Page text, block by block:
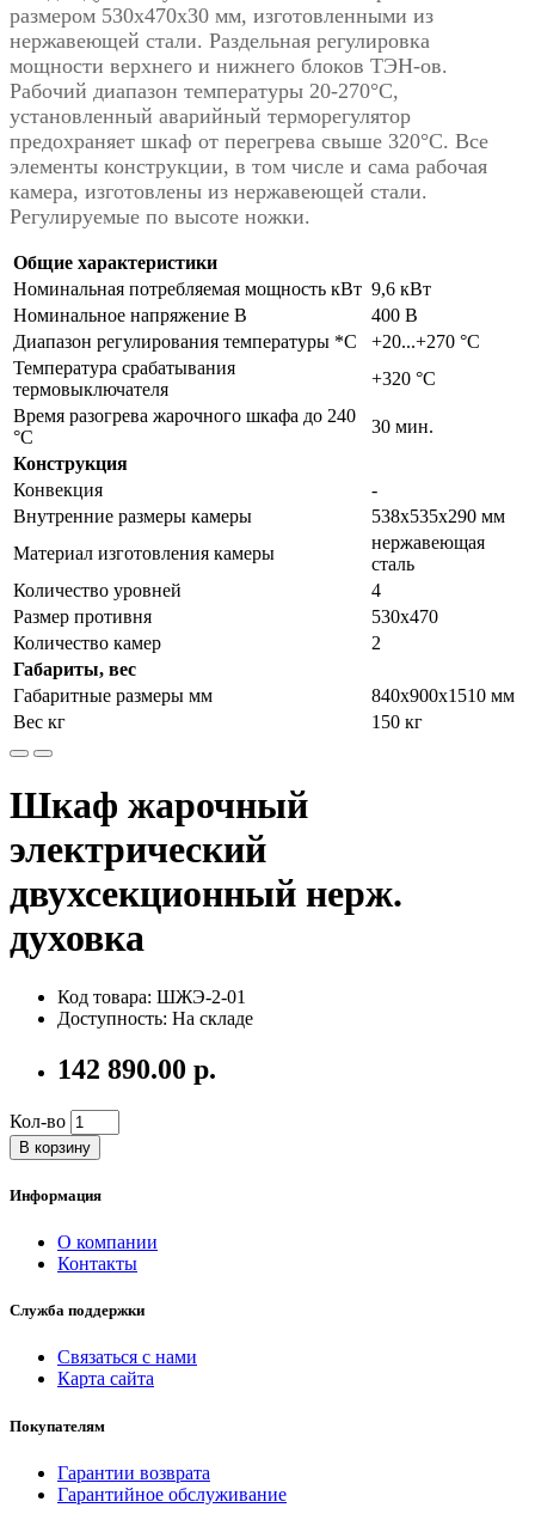
размером 530x470x30 мм, изготовленными из
нержавеющей стали. Раздельная регулировка
мощности верхнего и нижнего блоков ТЭН-ов.
Рабочий диапазон температуры 20-270°С,
установленный аварийный терморегулятор
предохраняет шкаф от перегрева свыше 320°С. Все
элементы конструкции, в том числе и сама рабочая
камера, изготовлены из нержавеющей стали.
Регулируемые по высоте ножки.
Общие характеристики
Номинальная потребляемая мощность кВт 9,6 кВт
Номинальное напряжение В
400 В
Диапазон регулирования температуры *С
+20...+270 °C
Температура срабатывания
термовыключателя
+320 °C
Время разогрева жарочного шкафа до 240
°C
30 мин.
Конструкция
Конвекция
-
Внутренние размеры камеры
538x535x290 мм
Материал изготовления камеры
нержавеющая
сталь
Количество уровней
4
Размер противня
530x470
Количество камер
2
Габариты, вес
Габаритные размеры мм
840x900x1510 мм
Вес кг
150 кг
Шкаф жарочный
электрический
двухсекционный нерж.
духовка
Код товара: ШЖЭ-2-01
Доступность: На складе
142 890.00 р.
Кол-во
В корзину
Информация
О компании
Контакты
Служба поддержки
Связаться с нами
Карта сайта
Покупателям
Гарантии возврата
Гарантийное обслуживание